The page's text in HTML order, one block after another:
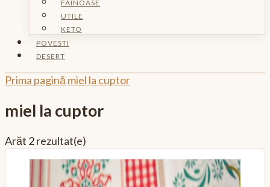
FAINOASE
UTILE
KETO
POVESTI
DESERT
Prima pagină miel la cuptor
miel la cuptor
Arăt 2 rezultat(e)